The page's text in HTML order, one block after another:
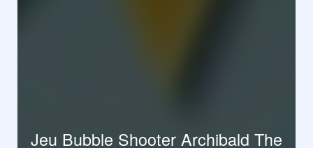
Jeu Bubble Shooter Archibald The